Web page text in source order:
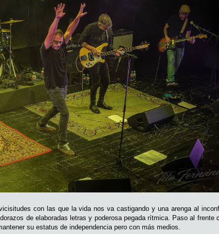
con las que la vida nos va castigando y una arenga al
de elaboradas letras y poderosa pegada rítmica. Paso al frente
su estatus de independencia pero con más medios.